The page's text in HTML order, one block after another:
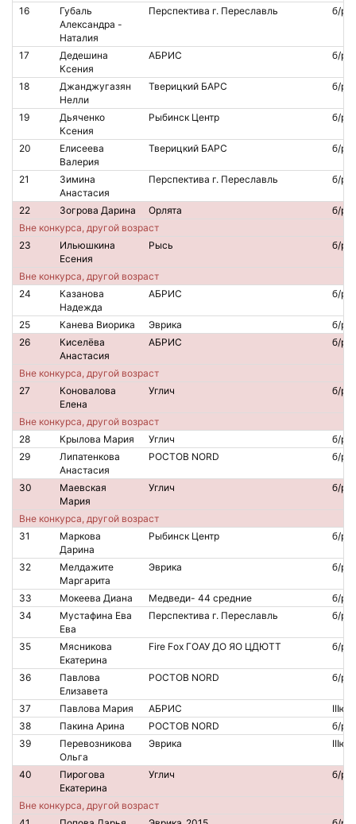
16
Губаль
Александра -
Наталия
Перспектива г. Переславль б/р
17
Дедешина
Ксения
АБРИС б/р
18
Джанджугазян
Нелли
Тверицкий БАРС б/р
19
Дьяченко
Ксения
Рыбинск Центр б/р
20
Елисеева
Валерия
Тверицкий БАРС б/р
21
Зимина
Анастасия
Перспектива г. Переславль б/р
22 Зогрова Дарина Орлята
б/р
Вне конкурса, другой возраст
23
Ильюшкина
Есения
Рысь б/р
Вне конкурса, другой возраст
24
Казанова
Надежда
АБРИС б/р
25 Канева Виорика Эврика
б/р
26
Киселёва
Анастасия
АБРИС б/р
Вне конкурса, другой возраст
27
Коновалова
Елена
Углич б/р
Вне конкурса, другой возраст
28
Крылова Мария Углич
б/р
29
Липатенкова
Анастасия
РОСТОВ NORD б/р
30
Маевская
Мария
Углич б/р
Вне конкурса, другой возраст
31
Маркова
Дарина
Рыбинск Центр б/р
32
Мелдажите
Маргарита
Эврика б/р
33 Мокеева Диана Медведи- 44 средние
б/р
34
Мустафина Ева
Ева
Перспектива г. Переславль б/р
35
Мясникова
Екатерина
Fire Fox ГОАУ ДО ЯО ЦДЮТТ б/р
36
Павлова
Елизавета
РОСТОВ NORD б/р
37 Павлова Мария АБРИС
IIIю
38
Пакина Арина РОСТОВ NORD
б/р
39
Перевозникова
Ольга
Эврика IIIю
40
Пирогова
Екатерина
Углич б/р
Вне конкурса, другой возраст